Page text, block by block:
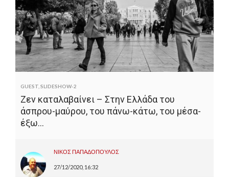
GUEST SLIDESHOW-2
Ζεν καταλαβαίνει – Στην Ελλάδα του
άσπρου-μαύρου, του πάνω-κάτω, του μέσα-
έξω…
ΝΙΚΟΣ ΠΑΠΑΔΟΠΟΥΛΟΣ
27/12/2020, 16:32